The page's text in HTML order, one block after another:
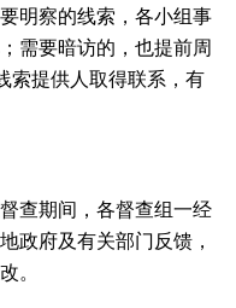
明察的线索，各小组事
需要暗访的，也提前周
索提供人取得联系，有
期间，各督查组一经
政府及有关部门反馈，
。